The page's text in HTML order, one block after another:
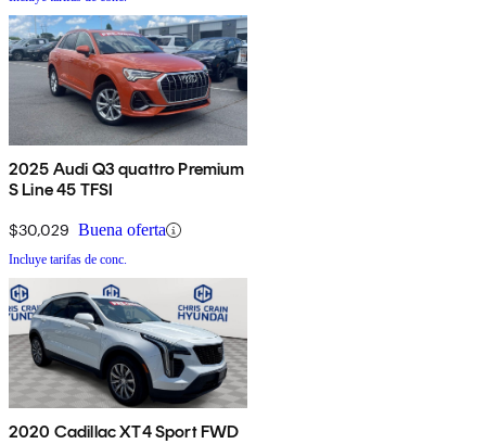
2025 Audi Q3 quattro Premium
S Line 45 TFSI
$30,029 Buena oferta
Incluye tarifas de conc.
2020 Cadillac XT4 Sport FWD